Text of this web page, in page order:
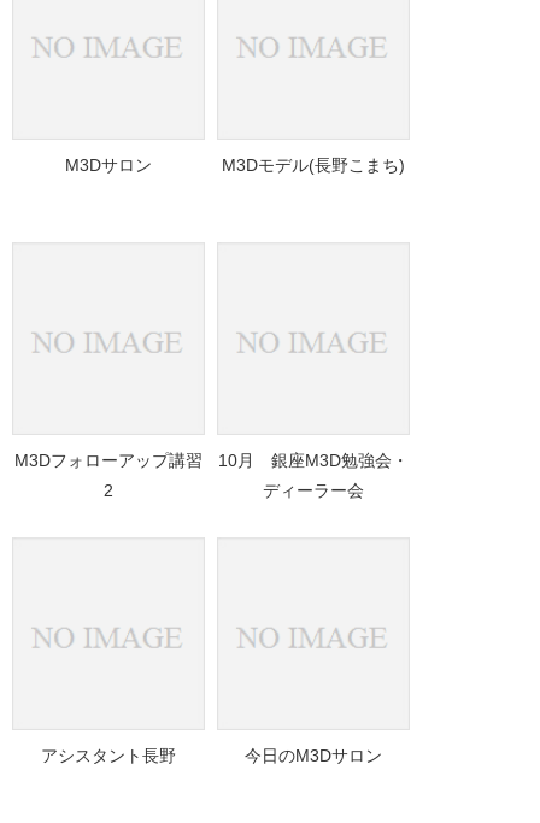
M3Dサロン M3Dモデル(長野こまち)
M3Dフォローアップ講習
2
10月 銀座M3D勉強会・
ディーラー会
アシスタント長野 今日のM3Dサロン